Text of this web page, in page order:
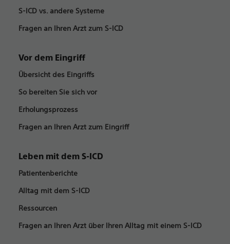
S-ICD vs. andere Systeme
Fragen an Ihren Arzt zum S-ICD
Vor dem Eingriff
Übersicht des Eingriffs
So bereiten Sie sich vor
Erholungsprozess
Fragen an Ihren Arzt zum Eingriff
Leben mit dem S-ICD
Patientenberichte
Alltag mit dem S-ICD
Ressourcen
Fragen an Ihren Arzt über Ihren Alltag mit einem S-ICD